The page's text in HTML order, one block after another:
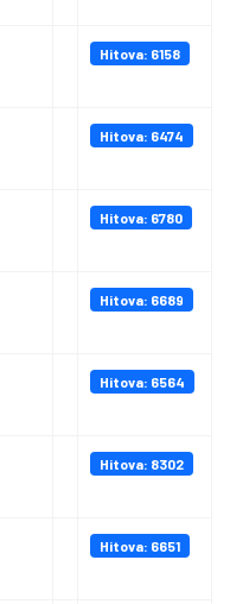
Hitova: 6158
Hitova: 6474
Hitova: 6780
Hitova: 6689
Hitova: 6564
Hitova: 8302
Hitova: 6651